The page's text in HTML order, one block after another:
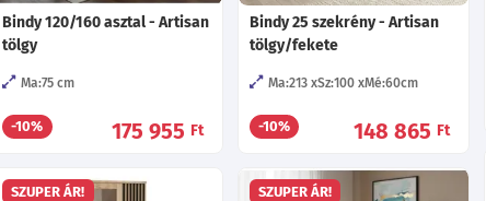
Bindy 120/160 asztal - Artisan
tölgy
Ma:75cm
-10% 175 955 Ft
Bindy 25 szekrény - Artisan
tölgy/fekete
Ma:213 Sz:100 Mé:60cm
-10% 148 865 Ft
SZUPER ÁR! SZUPER ÁR!